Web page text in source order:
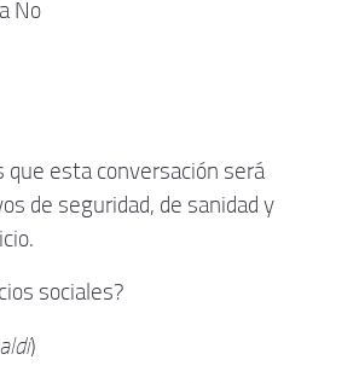
No
que esta conversación será
de seguridad, de sanidad y
sociales?
)